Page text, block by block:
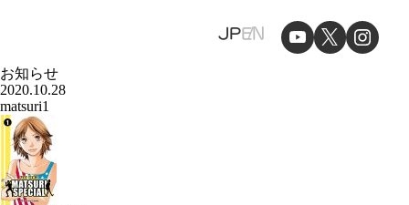
JPEN
お知らせ
2020.10.28
matsuri1